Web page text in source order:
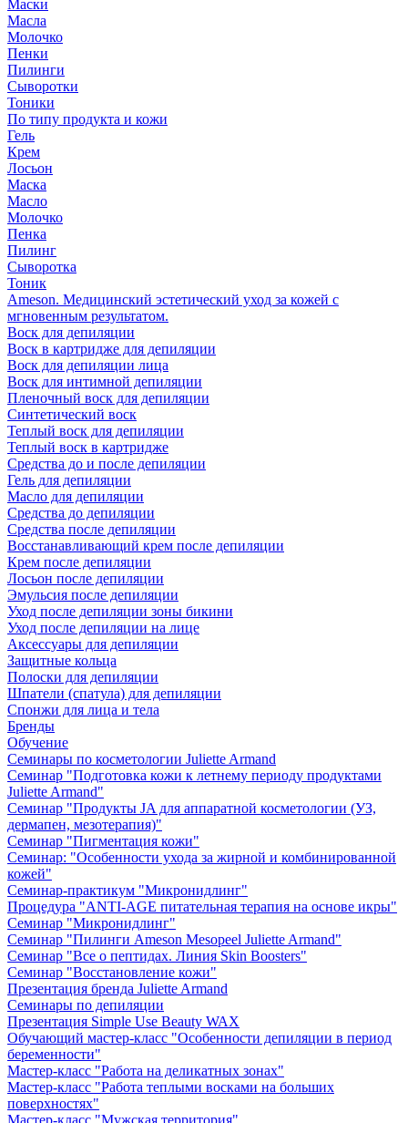
Маски
Масла
Молочко
Пенки
Пилинги
Сыворотки
Тоники
По типу продукта и кожи
Гель
Крем
Лосьон
Маска
Масло
Молочко
Пенка
Пилинг
Сыворотка
Тоник
Ameson. Медицинский эстетический уход за кожей с
мгновенным результатом.
Воск для депиляции
Воск в картридже для депиляции
Воск для депиляции лица
Воск для интимной депиляции
Пленочный воск для депиляции
Синтетический воск
Теплый воск для депиляции
Теплый воск в картридже
Средства до и после депиляции
Гель для депиляции
Масло для депиляции
Средства до депиляции
Средства после депиляции
Восстанавливающий крем после депиляции
Крем после депиляции
Лосьон после депиляции
Эмульсия после депиляции
Уход после депиляции зоны бикини
Уход после депиляции на лице
Аксессуары для депиляции
Защитные кольца
Полоски для депиляции
Шпатели (спатула) для депиляции
Спонжи для лица и тела
Бренды
Обучение
Семинары по косметологии Juliette Armand
Семинар "Подготовка кожи к летнему периоду продуктами
Juliette Armand"
Семинар "Продукты JA для аппаратной косметологии (УЗ,
дермапен, мезотерапия)"
Семинар "Пигментация кожи"
Семинар: "Особенности ухода за жирной и комбинированной
кожей"
Семинар-практикум "Микронидлинг"
Процедура "ANTI-AGE питательная терапия на основе икры"
Семинар "Микронидлинг"
Семинар "Пилинги Ameson Mesopeel Juliette Armand"
Семинар "Все о пептидах. Линия Skin Boosters"
Семинар "Восстановление кожи"
Презентация бренда Juliette Armand
Семинары по депиляции
Презентация Simple Use Beauty WAX
Обучающий мастер-класс "Особенности депиляции в период
беременности"
Мастер-класс "Работа на деликатных зонах"
Мастер-класс "Работа теплыми восками на больших
поверхностях"
Мастер-класс "Мужская территория"